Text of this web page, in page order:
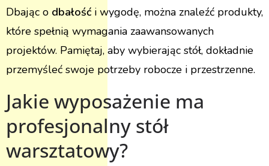
Dbając o dbałość i wygodę, można znaleźć produkty,
które spełnią wymagania zaawansowanych
projektów. Pamiętaj, aby wybierając stół, dokładnie
przemyśleć swoje potrzeby robocze i przestrzenne.
Jakie wyposażenie ma
profesjonalny stół
warsztatowy?